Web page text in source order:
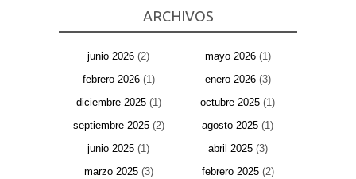
ARCHIVOS
junio 2026 (2) mayo 2026(1)
febrero 2026(1) enero 2026(3)
diciembre 2025(1) octubre 2025 (1)
septiembre 2025(2) agosto 2025 (1)
junio 2025 (1) abril 2025(3)
marzo 2025(3) febrero 2025(2)